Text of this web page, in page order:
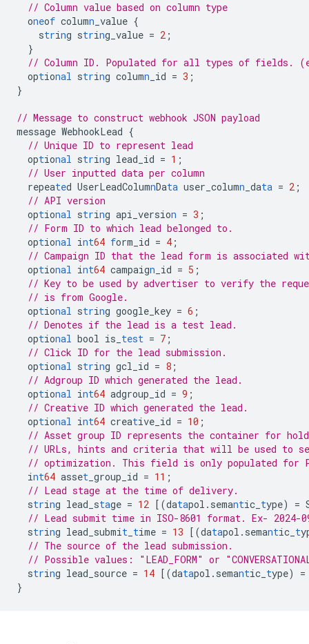
// Column value based on column type
oneof column _value {
string string_value = 2 ;
}
// Column ID. Populated for all types of fields.
optional string column _id = 3 ;
}
// Message to construct webhook JSON payload
message WebhookLead {
// Unique ID to represent lead
optional string lead_id = 1 ;
// User inputted data per column
repeated UserLeadColumnData user_column _data = 2 ;
// API version
optional string api_version = 3 ;
// Form ID to which lead belonged to.
optional int64 form_id = 4 ;
// Campaign ID that the lead form is associated
optional int64 campaign _id = 5 ;
// Key to be used by advertiser to verify the
// is from Google.
optional string google_key = 6 ;
// Denotes if the lead is a test lead.
optional bool is_ test = 7 ;
// Click ID for the lead submission.
optional string gcl_id = 8 ;
// Adgroup ID which generated the lead.
optional int64 adgroup_id = 9 ;
// Creative ID which generated the lead.
optional int64 creative_id = 10 ;
// Asset group ID represents the container for
// URLs, hints and criteria that will be used to
// optimization. This field is only populated for
int64 asset _group_id = 11 ;
// Lead stage at the time of delivery.
string lead_stage = 12 [ (datapol.semantic_ type) =
// Lead submit time in ISO-8601 format. Ex- 2024-
string lead_submit time = 13 [ (datapol.semantic_ t
// The source of the lead submission.
// Possible values: "LEAD_FORM" or
string lead_source = 14 [ (datapol.semantic_ type)
=
}